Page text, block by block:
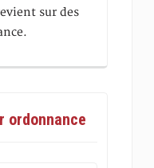
sur des
ordonnance